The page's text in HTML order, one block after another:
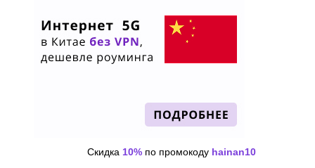
Скидка 10% по промокоду hainan10